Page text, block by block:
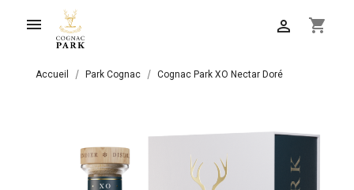
 shopping_cart

Accueil Park Cognac Cognac Park XO Nectar Doré